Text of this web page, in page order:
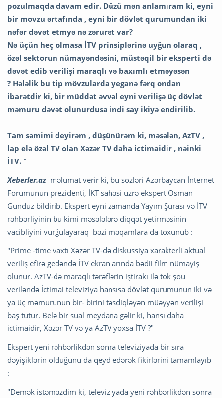
pozulmaqda davam edir. Düzü mən anlamıram ki, eyni
bir movzu ərtafında , eyni bir dövlət qurumundan iki
nəfər dəvət etmyə nə zərurət var?
Nə üçün heç olmasa İTV prinsiplərinə uyğun olaraq ,
özəl sektorun nümayəndəsini, müstəqil bir eksperti də
dəvət edib verilişi maraqlı və baxımlı etməyəsən
? Hələlik bu tip mövzularda yeganə fərq ondan
ibarətdir ki, bir müddət əvvəl eyni verilişə üç dövlət
məmuru dəvət olunurdusa indi say ikiyə endirilib.
Tam səmimi deyirəm , düşünürəm ki, məsələn, AzTV ,
lap elə özəl TV olan Xəzər TV daha ictimaidir , nəinki
İTV. "
Xeberler.az məlumat verir ki, bu sözləri Azərbaycan İnternet
Forumunun prezidenti, İKT sahəsi üzrə ekspert Osman
Gündüz bildirib. Ekspert eyni zamanda Yayım Şurası və İTV
rəhbərliyinin bu kimi məsələlərə diqqət yetirməsinin
vacibliyini vurğulayaraq bəzi məqamlara da toxunub :
"Prime -time vaxtı Xəzər TV-də diskussiya xarakterli aktual
veriliş efirə gedəndə İTV ekranlarında bədii film nümayiş
olunur. AzTV-də maraqlı tərəflərin iştirakı ilə tok şou
veriləndə İctimai televiziya hansısa dövlət qurumunun iki və
ya üç məmurunun bir- birini təsdiqləyən müəyyən verilişi
baş tutur. Belə bir sual meydana gəlir ki, hansı daha
ictimaidir, Xəzər TV və ya AzTV yoxsa İTV ?"
Ekspert yeni rəhbərlikdən sonra televiziyada bir sıra
dəyişiklərin olduğunu da qeyd edərək fikirlərini tamamlayıb
:
"Demək istəməzdim ki, televiziyada yeni rəhbərlikdən sonra